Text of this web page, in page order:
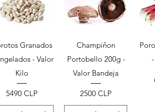
Vista rápida
Granados
- Valor
Kilo
Precio
5490 CLP
Vista rápida
Champiñon
Portobello 200g -
Valor Bandeja
Precio
2500 CLP